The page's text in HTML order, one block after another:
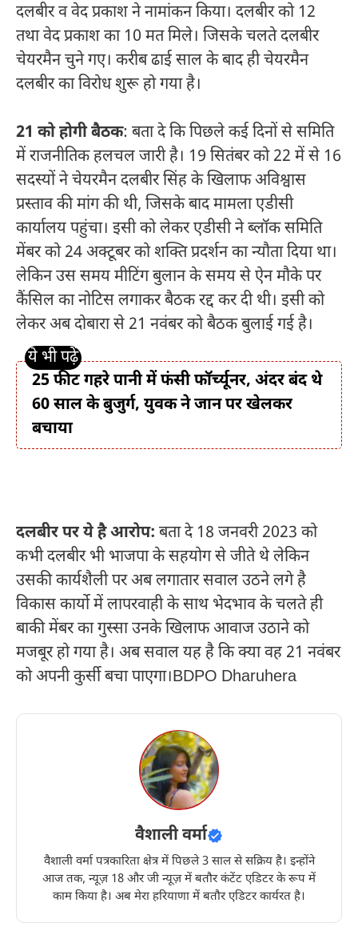
दलबीर व वेद प्रकाश ने नामांकन किया। दलबीर को 12
तथा वेद प्रकाश का 10 मत मिले। जिसके चलते दलबीर
चेयरमैन चुने गए। करीब ढाई साल के बाद ही चेयरमैन
दलबीर का विरोध शुरू हो गया है।
21 को होगी बैठक: बता दे कि पिछले कई दिनों से समिति
में राजनीतिक हलचल जारी है। 19 सितंबर को 22 में से 16
सदस्यों ने चेयरमैन दलबीर सिंह के खिलाफ अविश्वास
प्रस्ताव की मांग की थी, जिसके बाद मामला एडीसी
कार्यालय पहुंचा। इसी को लेकर एडीसी ने ब्लॉक समिति
मेंबर को 24 अक्टूबर को शक्ति प्रदर्शन का न्यौता दिया था।
लेकिन उस समय मीटिंग बुलान के समय से ऐन मौके पर
कैंसिल का नोटिस लगाकर बैठक रद्द कर दी थी। इसी को
लेकर अब दोबारा से 21 नवंबर को बैठक बुलाई गई है।
25 फीट गहरे पानी में फंसी फॉर्च्यूनर, अंदर बंद थे
60 साल के बुजुर्ग, युवक ने जान पर खेलकर
बचाया
दलबीर पर ये है आरोप: बता दे 18 जनवरी 2023 को
कभी दलबीर भी भाजपा के सहयोग से जीते थे लेकिन
उसकी कार्यशैली पर अब लगातार सवाल उठने लगे है
विकास कार्यो में लापरवाही के साथ भेदभाव के चलते ही
बाकी मेंबर का गुस्सा उनके खिलाफ आवाज उठाने को
मजबूर हो गया है। अब सवाल यह है कि क्या वह 21 नवंबर
को अपनी कुर्सी बचा पाएगा।BDPO Dharuhera
वैशाली वर्मा
वैशाली वर्मा पत्रकारिता क्षेत्र में पिछले 3 साल से सक्रिय है। इन्होंने
आज तक, न्यूज़ 18 और जी न्यूज़ में बतौर कंटेंट एडिटर के रूप में
काम किया है। अब मेरा हरियाणा में बतौर एडिटर कार्यरत है।